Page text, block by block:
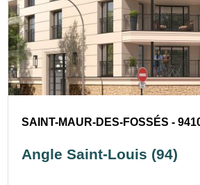
SAINT-MAUR-DES-FOSSÉS -
Angle Saint-Louis (94)